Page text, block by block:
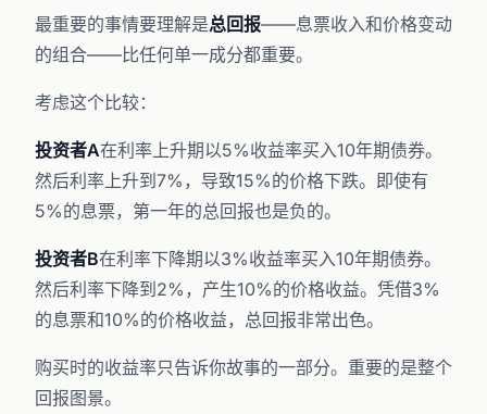
最重要的事情要理解是总回报——息票收入和价格变动
的组合——比任何单一成分都重要。
考虑这个比较：
投资者A在利率上升期以5%收益率买入10年期债券。
然后利率上升到7%，导致15%的价格下跌。即使有
5%的息票，第一年的总回报也是负的。
投资者B在利率下降期以3%收益率买入10年期债券。
然后利率下降到2%，产生10%的价格收益。凭借3%
的息票和10%的价格收益，总回报非常出色。
购买时的收益率只告诉你故事的一部分。重要的是整个
回报图景。